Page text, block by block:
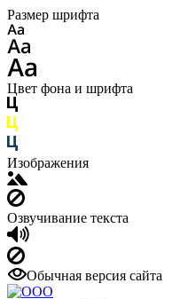
Размер шрифта
Цвет фона и шрифта
Изображения
Озвучивание текста
Обычная версия сайта